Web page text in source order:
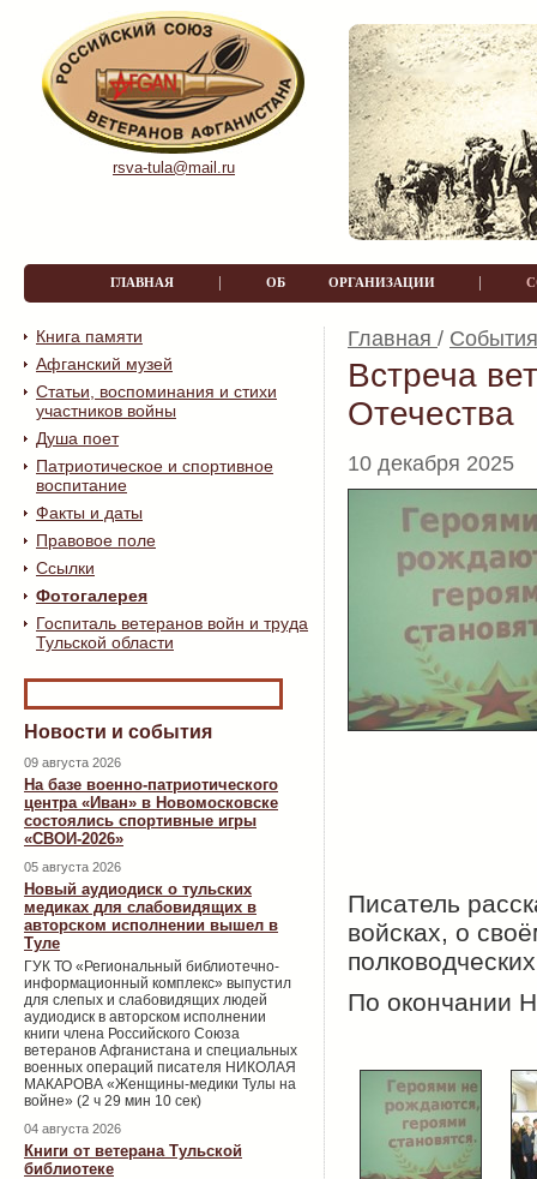
rsva-tula@mail.ru
ГЛАВНАЯ | ОБ ОРГАНИЗАЦИИ |
Книга памяти
Афганский музей
Статьи, воспоминания и стихи
участников войны
Душа поет
Патриотическое и спортивное
воспитание
Факты и даты
Правовое поле
Ссылки
Фотогалерея
Госпиталь ветеранов войн и труда
Тульской области
Новости и события
09 августа 2026
На базе военно-патриотического
центра «Иван» в Новомосковске
состоялись спортивные игры
«СВОИ-2026»
05 августа 2026
Новый аудиодиск о тульских
медиках для слабовидящих в
авторском исполнении вышел в
Туле
ГУК ТО «Региональный библиотечно-
информационный комплекс» выпустил
для слепых и слабовидящих людей
аудиодиск в авторском исполнении
книги члена Российского Союза
ветеранов Афганистана и специальных
военных операций писателя НИКОЛАЯ
МАКАРОВА «Женщины-медики Тулы на
войне» (2 ч 29 мин 10 сек)
04 августа 2026
Книги от ветерана Тульской
библиотеке
Главная /
Встреча
Отечества
10 декабря 2025
Писатель
войсках, о
По окончании